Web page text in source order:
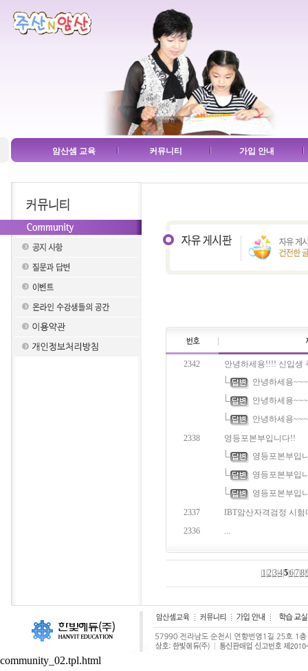
암산셈 교육 커뮤니티 가입 안내
2342
안녕하세용!!!! 신입생
안녕하세용
안녕하세용
안녕하세용
2338
영등포본부입니다!!
영등포본부입
영등포본부입
영등포본부입
2337
IBT암산자격검정 시
2336
...
1 2|3|4|5|6|7|8|
community_02.tpl.html